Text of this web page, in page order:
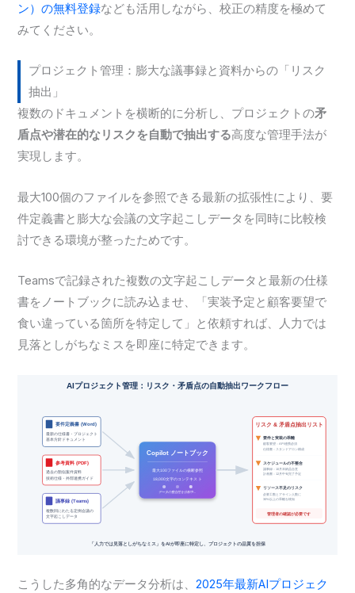
ン）の無料登録なども活用しながら、校正の精度を極めて
みてください。
プロジェクト管理：膨大な議事録と資料からの「リスク
抽出」
複数のドキュメントを横断的に分析し、プロジェクトの矛
盾点や潜在的なリスクを自動で抽出する高度な管理手法が
実現します。
最大100個のファイルを参照できる最新の拡張性により、要
件定義書と膨大な会議の文字起こしデータを同時に比較検
討できる環境が整ったためです。
Teamsで記録された複数の文字起こしデータと最新の仕様
書をノートブックに読み込ませ、「実装予定と顧客要望で
食い違っている箇所を特定して」と依頼すれば、人力では
見落としがちなミスを即座に特定できます。
こうした多角的なデータ分析は、2025年最新AIプロジェク